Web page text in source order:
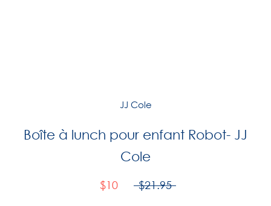
JJ Cole
Boîte à lunch pour enfant Robot- JJ
Cole
$10 $21.95